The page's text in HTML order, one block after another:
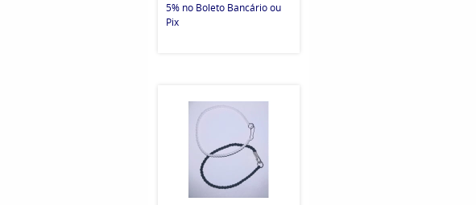
5% no Boleto Bancário ou
Pix